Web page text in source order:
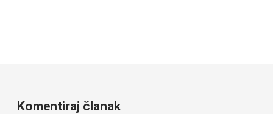
Komentiraj članak